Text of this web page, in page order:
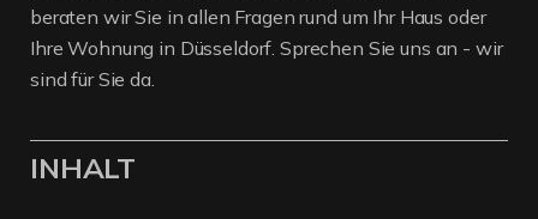
beraten wir Sie in allen Fragen rund um Ihr Haus oder
Ihre Wohnung in Düsseldorf. Sprechen Sie uns an - wir
sind für Sie da.
INHALT